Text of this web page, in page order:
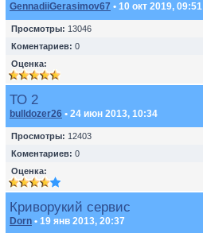
GennadiiGerasimov67 • 10 окт 2019, 09:51
Просмотры: 13046
Коментариев: 0
Оценка:
ТО 2
bulldozer26 • 24 июн 2013, 10:34
Просмотры: 12403
Коментариев: 0
Оценка:
Криворукий сервис
Dorn • 19 янв 2013, 20:37